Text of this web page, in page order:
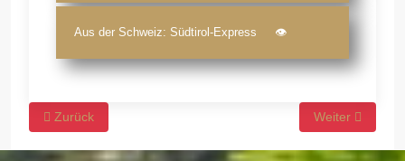
Aus der Schweiz: Südtirol-Express 👁
Vorheriger Beitrag: Anreise mit dem Auto
Zurück Nächster
Weiter